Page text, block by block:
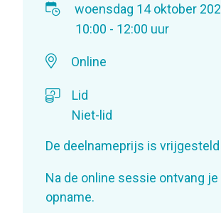
woensdag 14 oktober
10:00 - 12:00 uur
Online
Lid
Niet-lid
De deelnameprijs is vrijgesteld
Na de online sessie ontvang je
opname.